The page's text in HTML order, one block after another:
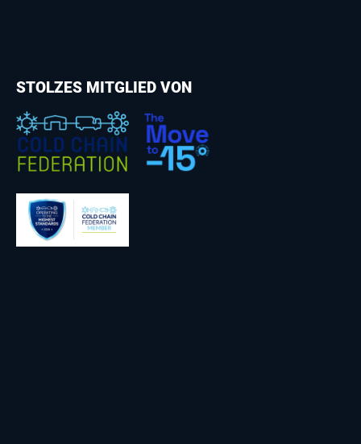
STOLZES MITGLIED VON